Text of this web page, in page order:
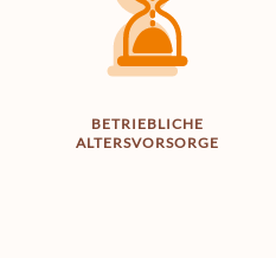
BETRIEBLICHE
ALTERS­VORSORGE